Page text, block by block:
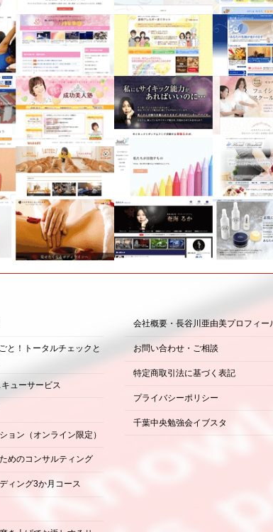
と！トータルチェックと
ューサービス
ョン（オンライン限定）
めのコンサルティング
ィング3か月コース
会社概要・長谷川亜由美プロフィー
お問い合わせ・ご相談
特定商取引法に基づく表記
プライバシーポリシー
千葉中央勉強会イブスタ